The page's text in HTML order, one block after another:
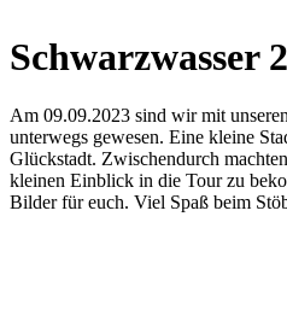
Schwarzwasser
Am 09.09.2023 sind wir mit
unterwegs gewesen. Eine kleine
Glückstadt. Zwischendurch
kleinen Einblick in die Tour zu
Bilder für euch. Viel Spaß beim